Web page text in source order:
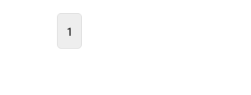
1